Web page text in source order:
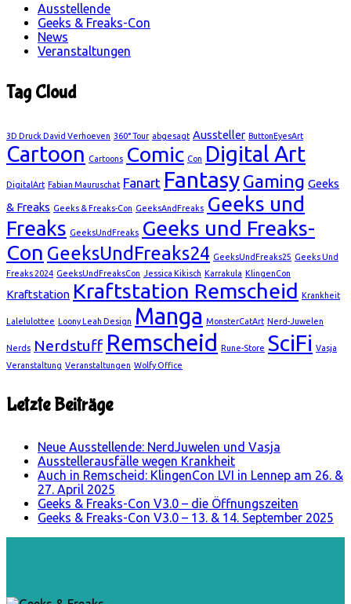
Ausstellende
Geeks & Freaks-Con
News
Veranstaltungen
Tag Cloud
3D Druck David Verhoeven 360° Tour abgesagt Aussteller ButtonEyesArt
Cartoon Cartoons Comic Con Digital Art
DigitalArt Fabian Mauruschat Fanart Fantasy Gaming Geeks
& Freaks Geeks & Freaks-Con GeeksAndFreaks Geeks und
Freaks GeeksUndFreaks Geeks und Freaks-
Con GeeksUndFreaks24 GeeksUndFreaks25 Geeks Und
Freaks 2024 GeeksUndFreaksCon Jessica Kikisch Karrakula KlingenCon
Kraftstation Kraftstation Remscheid Krankheit
Lalelulottee Loony Leah Design Manga MonsterCatArt Nerd-Juwelen
Nerds Nerdstuff Remscheid Rune-Store SciFi Vasja
Veranstaltung Veranstaltungen Wolfy Office
Letzte Beiträge
Neue Ausstellende: NerdJuwelen und Vasja
Ausstellerausfälle wegen Krankheit
Auch in Remscheid: KlingenCon LVI in Lennep am 26. &
27. April 2025
Geeks & Freaks-Con V3.0 – die Öffnungszeiten
Geeks & Freaks-Con V3.0 – 13. & 14. September 2025